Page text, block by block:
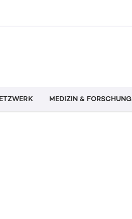
MEDIZIN & FORSCHUNG